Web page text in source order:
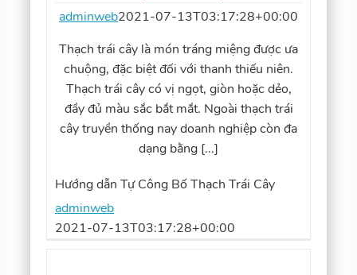
adminweb2021-07-13T03:17:28+00:00
Thạch trái cây là món tráng miệng được ưa
chuộng, đặc biệt đối với thanh thiếu niên.
Thạch trái cây có vị ngọt, giòn hoặc dẻo,
đầy đủ màu sắc bắt mắt. Ngoài thạch trái
cây truyền thống nay doanh nghiệp còn đa
dạng bằng [...]
Hướng dẫn Tự Công Bố Thạch Trái Cây
adminweb
2021-07-13T03:17:28+00:00